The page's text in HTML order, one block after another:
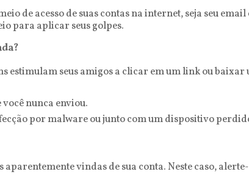
de acesso de suas contas na internet, seja seu email
para aplicar seus golpes.
estimulam seus amigos a clicar em um link ou
nunca enviou.
por malware ou junto com um dispositivo
vindas de sua conta. Neste caso,